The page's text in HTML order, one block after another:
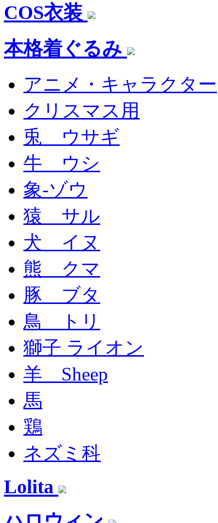
COS衣装
本格着ぐるみ
アニメ・キャラクター
クリスマス用
兎 ウサギ
牛 ウシ
象-ゾウ
猿 サル
犬 イヌ
熊 クマ
豚 ブタ
鳥 トリ
獅子 ライオン
羊 Sheep
馬
鶏
ネズミ科
Lolita